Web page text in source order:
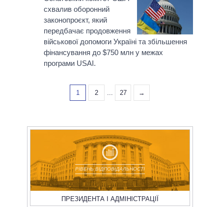
схвалив оборонний
законопроєкт, який
передбачає продовження
військової допомоги Україні та збільшення
фінансування до $750 млн у межах
програми USAI.
1 2 ... 27 →
РІВЕНЬ ВІДПОВІДАЛЬНОСТІ
ПРЕЗИДЕНТА І АДМІНІСТРАЦІЇ